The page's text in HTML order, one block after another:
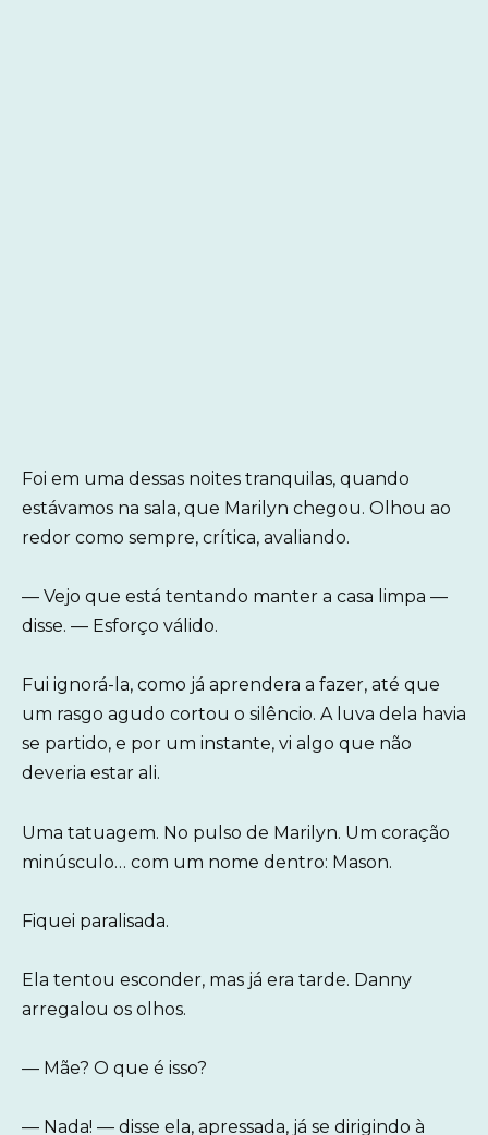
Foi em uma dessas noites tranquilas, quando
estávamos na sala, que Marilyn chegou. Olhou ao
redor como sempre, crítica, avaliando.
— Vejo que está tentando manter a casa limpa —
disse. — Esforço válido.
Fui ignorá-la, como já aprendera a fazer, até que
um rasgo agudo cortou o silêncio. A luva dela havia
se partido, e por um instante, vi algo que não
deveria estar ali.
Uma tatuagem. No pulso de Marilyn. Um coração
minúsculo… com um nome dentro: Mason.
Fiquei paralisada.
Ela tentou esconder, mas já era tarde. Danny
arregalou os olhos.
— Mãe? O que é isso?
— Nada! — disse ela, apressada, já se dirigindo à